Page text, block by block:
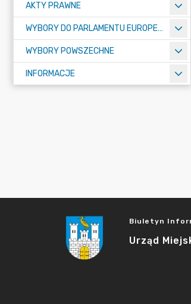
AKTY PRAWNE
WYBORY DO PARLAMENTU EUROPEJSKIEGO 2024
WYBORY POWSZECHNE
INFORMACJE
Biuletyn
Urząd